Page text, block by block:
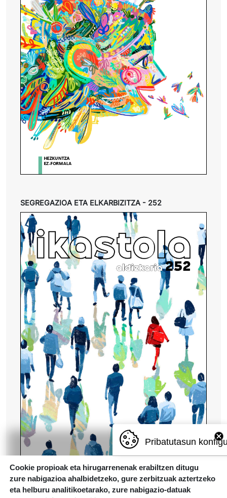
SEGREGAZIOA ETA ELKARBIZITZA - 252
Pribatutasun
Cookie propioak eta hirugarrenenak erabiltzen ditugu
zure nabigazioa ahalbidetzeko, gure zerbitzuak aztertzeko
eta helburu analitikoetarako, zure nabigazio-datuak